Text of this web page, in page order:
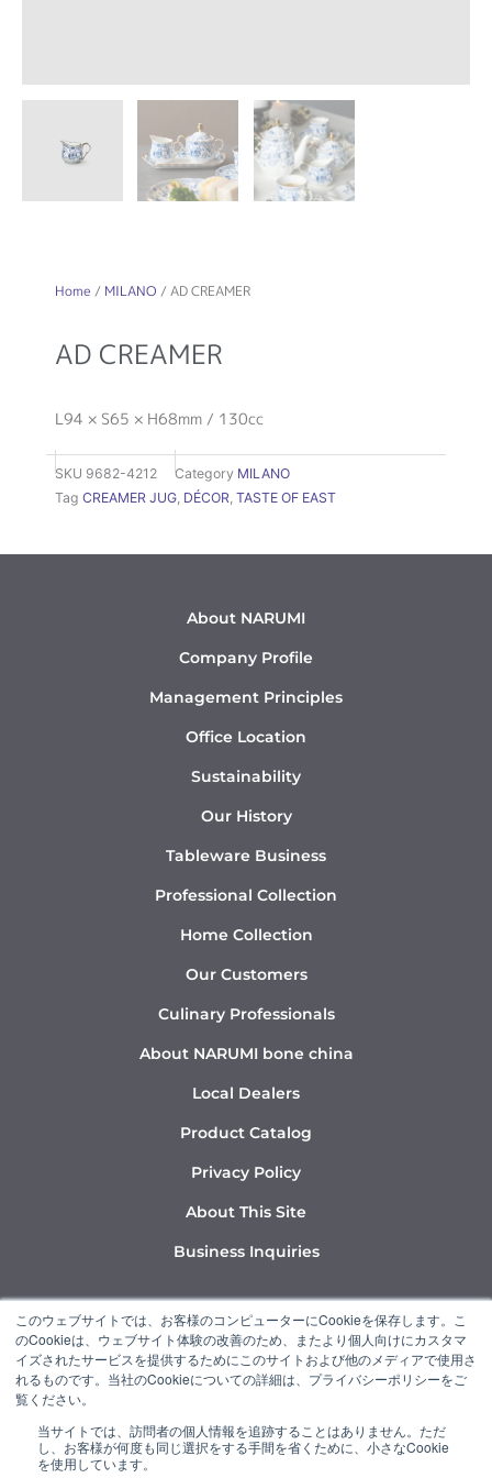
このウェブサイトでは、お客様のコンピューターにCookieを保存します。こ
のCookieは、ウェブサイト体験の改善のため、またより個人向けにカスタマ
イズされたサービスを提供するためにこのサイトおよび他のメディアで使用さ
れるものです。当社のCookieについての詳細は、プライバシーポリシーをご
覧ください。
当サイトでは、訪問者の個人情報を追跡することはありません。ただ
し、お客様が何度も同じ選択をする手間を省くために、小さなCookie
を使用しています。
Home / MILANO / AD CREAMER
AD CREAMER
L94 × S65 × H68mm / 130cc
SKU 9682-4212 Category MILANO
Tag CREAMER JUG DÉCOR TASTE OF EAST
About NARUMI
Company Profile
Management Principles
Office Location
Sustainability
Our History
Tableware Business
Professional Collection
Home Collection
Our Customers
Culinary Professionals
About NARUMI bone china
Local Dealers
Product Catalog
Privacy Policy
About This Site
Business Inquiries
Y
o
u
t
b
I
n
s
t
g
L
i
n
k
d
“NARUMI” is a member of the Ishizuka Glass Group.